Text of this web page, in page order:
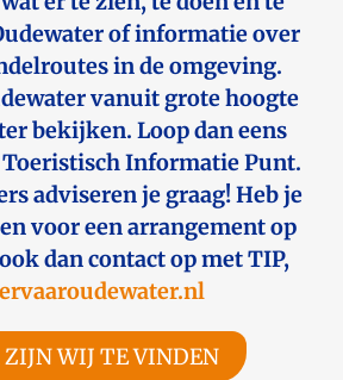
of informatie over
in de omgeving.
vanuit grote hoogte
bekijken. Loop dan eens
Informatie Punt.
adviseren je graag! Heb je
voor een arrangement op
dan contact op met TIP,
WIJ TE VINDEN